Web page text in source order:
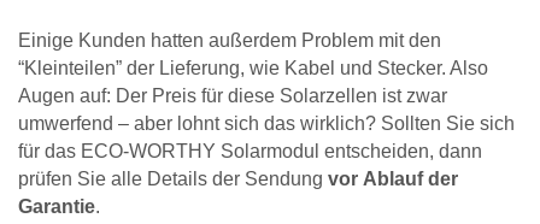
Einige Kunden hatten außerdem Problem mit den
“Kleinteilen” der Lieferung, wie Kabel und Stecker. Also
Augen auf: Der Preis für diese Solarzellen ist zwar
umwerfend – aber lohnt sich das wirklich? Sollten Sie sich
für das ECO-WORTHY Solarmodul entscheiden, dann
prüfen Sie alle Details der Sendung vor Ablauf der
Garantie.